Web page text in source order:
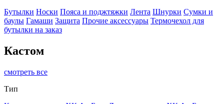
Бутылки Носки Пояса и поджтяжки Лента Шнурки Сумки и
баулы Гамаши Защита Прочие аксессуары Термочехол для
бутылки на заказ
Кастом
смотреть все
Тип